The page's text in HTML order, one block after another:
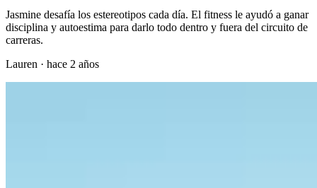
Jasmine desafía los estereotipos cada día. El fitness le ayudó a ganar
disciplina y autoestima para darlo todo dentro y fuera del circuito de
carreras.
Lauren · hace 2 años